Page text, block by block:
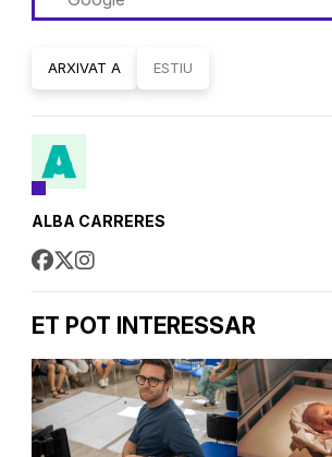
ARXIVAT A ESTIU
ALBA CARRERES
ET POT INTERESSAR